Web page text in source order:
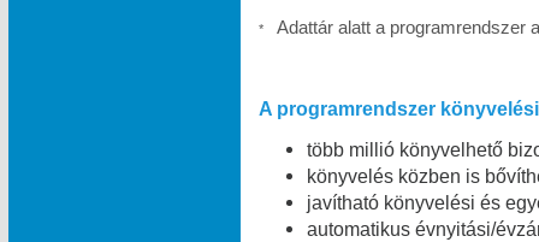
* Adattár alatt a programrendszer
A programrendszer
több millió könyvelhető
könyvelés közben is
javítható könyvelési és
automatikus évnyitási/